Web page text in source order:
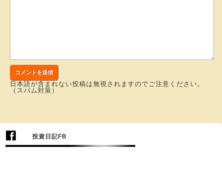
日本語が含まれない投稿は無視されますのでご注意ください。
（スパム対策）
投資日記FB